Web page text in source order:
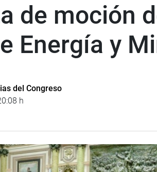
de moción
Energía y
del Congreso
h